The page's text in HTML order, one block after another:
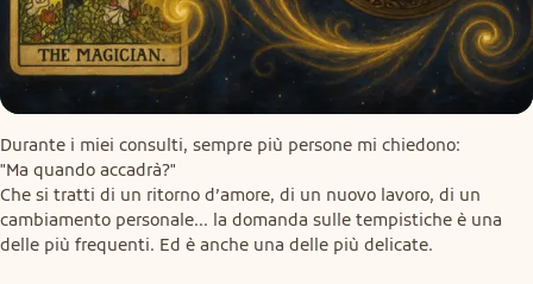
Durante i miei consulti, sempre più persone mi chiedono:
"Ma quando accadrà?"
Che si tratti di un ritorno d’amore, di un nuovo lavoro, di un
cambiamento personale... la domanda sulle tempistiche è una
delle più frequenti. Ed è anche una delle più delicate.